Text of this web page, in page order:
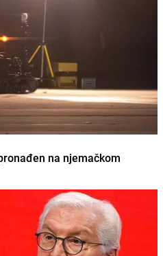
na njemačkom